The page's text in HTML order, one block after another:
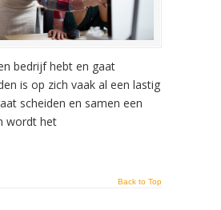
bedrijf hebt en gaat
is op zich vaak al een lastig
scheiden en samen een
wordt het
Back to Top